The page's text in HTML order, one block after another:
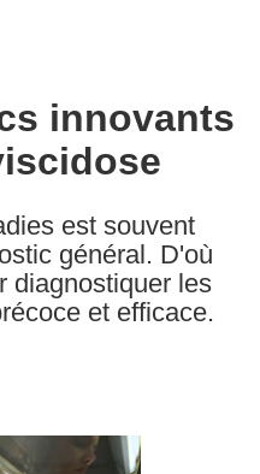
innovants
est souvent
général. D'où
diagnostiquer les
et efficace.